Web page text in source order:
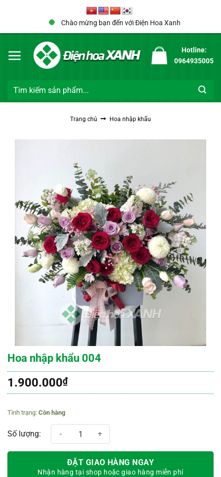
Chào mừng bạn đến với Điện Hoa Xanh
Hotline:
0964935005
Tìm
Trang chủ Hoa nhập khẩu
Hoa nhập khẩu 004
1.900.000₫
Còn hàng
Hoa nhập khẩu 004 số lượng
ĐẶT GIAO HÀNG NGAY
Nhận hàng tại shop hoặc giao hàng miễn phí